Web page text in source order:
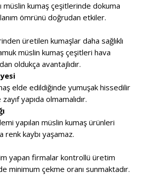
müslin kumaş çeşitlerinde dokuma
ömrünü doğrudan etkiler.
üretilen kumaşlar daha sağlıklı
müslin kumaş çeşitleri hava
oldukça avantajlıdır.
elde edildiğinde yumuşak hissedilir
yapıda olmamalıdır.
yapılan müslin kumaş ürünleri
renk kaybı yaşamaz.
yapan firmalar kontrollü üretim
minimum çekme oranı sunmaktadır.